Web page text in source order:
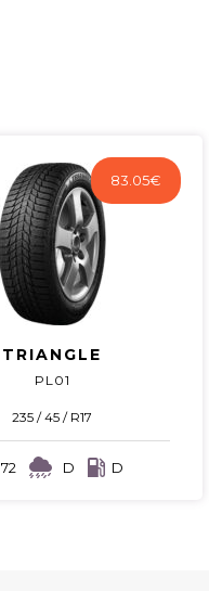
83.05€
TRIANGLE
PL01
235 / 45 / R17
72 D D